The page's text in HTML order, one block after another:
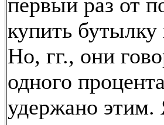
первый раз от
купить
Но, гг., они
одного
удержано этим.